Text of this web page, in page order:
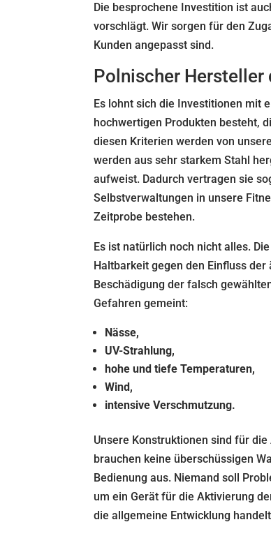
Die besprochene Investition ist
vorschlägt. Wir sorgen für den
Kunden angepasst sind.
Polnischer Hersteller
Es lohnt sich die Investitionen mit
hochwertigen Produkten besteht,
diesen Kriterien werden von
werden aus sehr starkem Stahl
aufweist. Dadurch vertragen sie
Selbstverwaltungen in unsere
Zeitprobe bestehen.
Es ist natürlich noch nicht alles.
Haltbarkeit gegen den Einfluss
Beschädigung der falsch
Gefahren gemeint:
Nässe,
UV-Strahlung,
hohe und tiefe Temperaturen,
Wind,
intensive Verschmutzung.
Unsere Konstruktionen sind für
brauchen keine überschüssigen
Bedienung aus. Niemand soll
um ein Gerät für die Aktivierung
die allgemeine Entwicklung